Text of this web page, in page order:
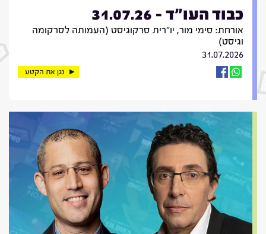
כבוד העו"ד - 31.07.26
אורחת: סימי מור, יו"רית סרקוגיסט (העמותה לסרקומה
וגיסט)
31.07.2026
נגן את הקטע